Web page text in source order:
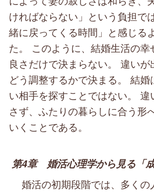
ければならない」という負担で
緒に戻ってくる時間」と感じる
た。 このように、結婚生活の幸
良さだけで決まらない。 違いが
どう調整するかで決まる。 結婚
い相手を探すことではない。 違
さず、ふたりの暮らしに合う形
いくことである。
第4章 婚活心理学から見る「成
婚活の初期段階では、多くの